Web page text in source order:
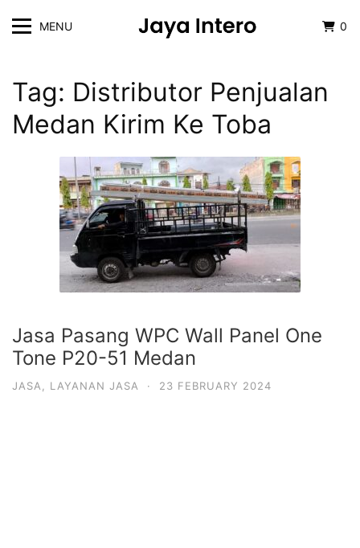
MENU 0
Tag: Distributor Penjualan
Medan Kirim Ke Toba
Jasa Pasang WPC Wall Panel One
Tone P20-51 Medan
JASA LAYANAN JASA · 23 FEBRUARY 2024